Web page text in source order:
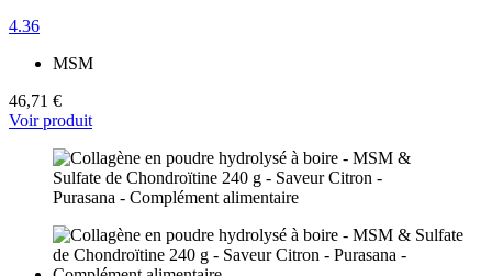
4.36
MSM
46,71 €
Voir produit